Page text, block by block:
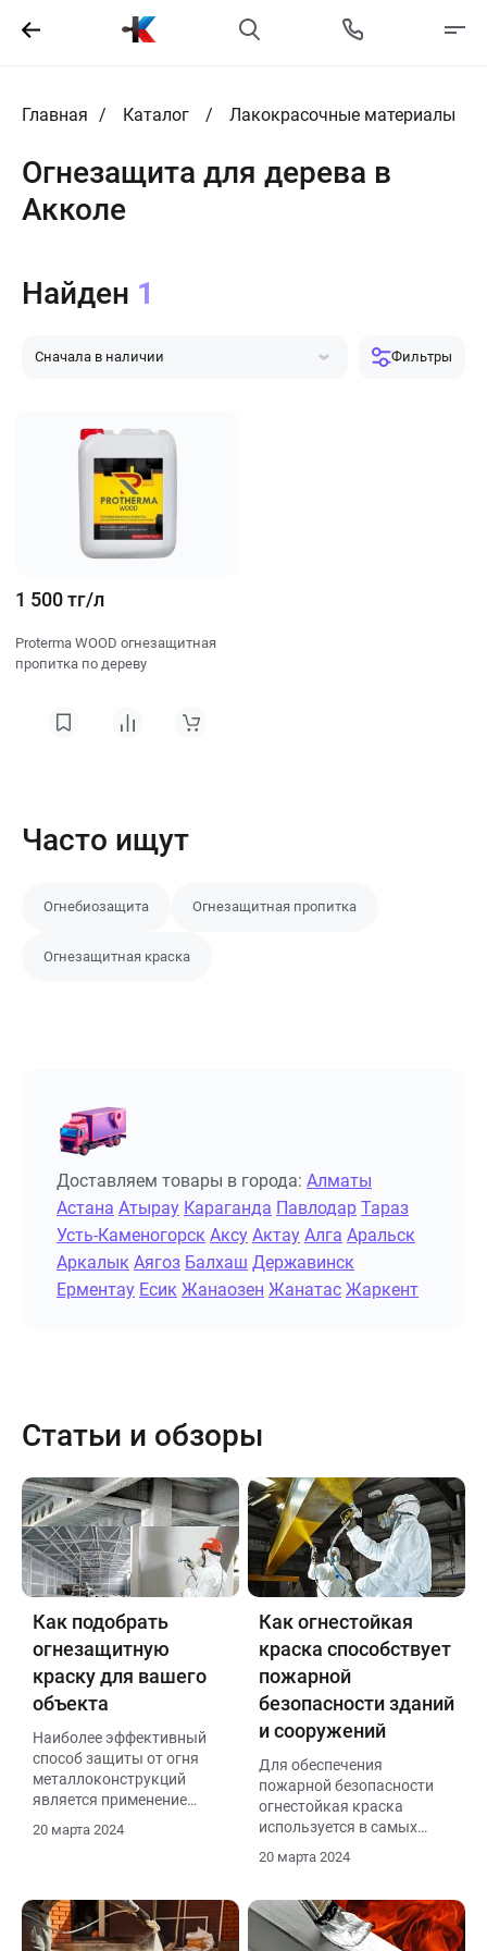
Главная Каталог Лакокрасочные материалы
Огнезащита для дерева в
Акколе
Сначала в наличии
Фильтры
Найден 1
1 500 тг/л
Proterma WOOD огнезащитная
пропитка по дереву
Часто ищут
Огнебиозащита Огнезащитная пропитка
Огнезащитная краска
Доставляем товары в города: Алматы
Астана Атырау Караганда Павлодар Тараз
Усть-Каменогорск Аксу Актау Алга Аральск
Аркалык Аягоз Балхаш Державинск
Ерментау Есик Жанаозен Жанатас Жаркент
Статьи и обзоры
Как подобрать
огнезащитную
краску для вашего
объекта
Наиболее эффективный
способ защиты от огня
металлоконструкций
является применение
огнезащитной краски.
20 марта 2024
Как огнестойкая
краска способствует
пожарной
безопасности зданий
и сооружений
Для обеспечения
пожарной безопасности
огнестойкая краска
используется в самых
промышленности и
20 марта 2024